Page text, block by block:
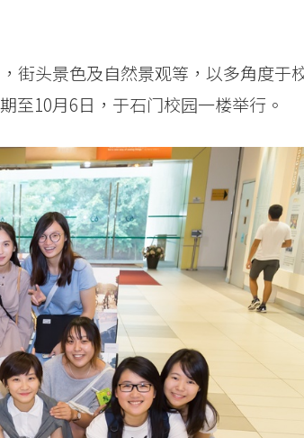
街头景色及自然景观等，以多角度于
至10月6日，于石门校园一楼举行。